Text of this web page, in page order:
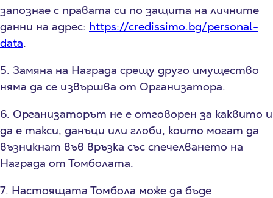
запознае с правата си по защита на личните
данни на адрес: https://credissimo.bg/personal-
data.
5. Замяна на Награда срещу друго имущество
няма да се извършва от Организатора.
6. Организаторът не е отговорен за каквито и
да е такси, данъци или глоби, които могат да
възникнат във връзка със спечелването на
Награда от Томболата.
7. Настоящата Томбола може да бъде